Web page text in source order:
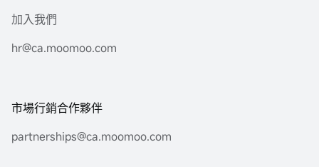
加入我們
hr@ca.moomoo.com
市場行銷合作夥伴
partnerships@ca.moomoo.com